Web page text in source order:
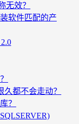
无效？
软件匹配的产
久都不会走动？
？